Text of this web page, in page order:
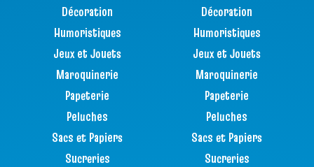
Décoration
Humoristiques
Jeux et Jouets
Maroquinerie
Papeterie
Peluches
Sacs et Papiers
Sucreries
Décoration
Humoristiques
Jeux et Jouets
Maroquinerie
Papeterie
Peluches
Sacs et Papiers
Sucreries